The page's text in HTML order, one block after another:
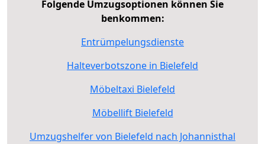
Folgende Umzugsoptionen können Sie
benkommen:
Entrümpelungsdienste
Halteverbotszone in Bielefeld
Möbeltaxi Bielefeld
Möbellift Bielefeld
Umzugshelfer von Bielefeld nach Johannisthal